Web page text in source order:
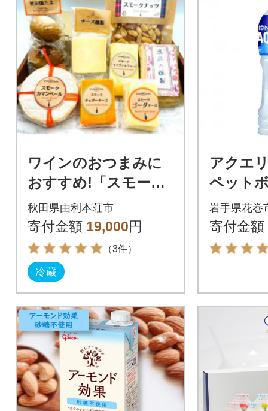
ワインのおつまみに
おすすめ!「スモーク
チーズ味比べ5種と豆
腐・たまご・ナッツ
燻製入り」
秋田県由利本荘市
寄付金額 19,000円
（3件）
冷蔵
アクエ
ペット
岩手県花巻
寄付金額